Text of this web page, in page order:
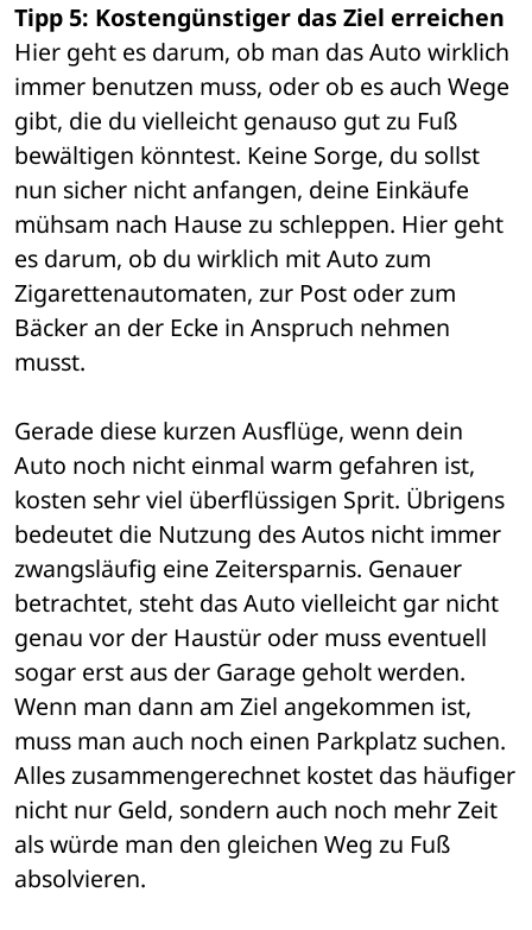
Tipp 5: Kostengünstiger das Ziel erreichen
Hier geht es darum, ob man das Auto wirklich
immer benutzen muss, oder ob es auch Wege
gibt, die du vielleicht genauso gut zu Fuß
bewältigen könntest. Keine Sorge, du sollst
nun sicher nicht anfangen, deine Einkäufe
mühsam nach Hause zu schleppen. Hier geht
es darum, ob du wirklich mit Auto zum
Zigarettenautomaten, zur Post oder zum
Bäcker an der Ecke in Anspruch nehmen
musst.
Gerade diese kurzen Ausflüge, wenn dein
Auto noch nicht einmal warm gefahren ist,
kosten sehr viel überflüssigen Sprit. Übrigens
bedeutet die Nutzung des Autos nicht immer
zwangsläufig eine Zeitersparnis. Genauer
betrachtet, steht das Auto vielleicht gar nicht
genau vor der Haustür oder muss eventuell
sogar erst aus der Garage geholt werden.
Wenn man dann am Ziel angekommen ist,
muss man auch noch einen Parkplatz suchen.
Alles zusammengerechnet kostet das häufiger
nicht nur Geld, sondern auch noch mehr Zeit
als würde man den gleichen Weg zu Fuß
absolvieren.